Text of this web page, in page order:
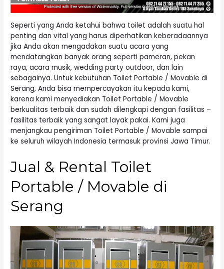
Seperti yang Anda ketahui bahwa toilet adalah suatu hal
penting dan vital yang harus diperhatikan keberadaannya
jika Anda akan mengadakan suatu acara yang
mendatangkan banyak orang seperti pameran, pekan
raya, acara musik, wedding party outdoor, dan lain
sebagainya. Untuk kebutuhan Toilet Portable / Movable di
Serang, Anda bisa mempercayakan itu kepada kami,
karena kami menyediakan Toilet Portable / Movable
berkualitas terbaik dan sudah dilengkapi dengan fasilitas –
fasilitas terbaik yang sangat layak pakai. Kami juga
menjangkau pengiriman Toilet Portable / Movable sampai
ke seluruh wilayah Indonesia termasuk provinsi Jawa Timur.
Jual & Rental Toilet
Portable / Movable di
Serang